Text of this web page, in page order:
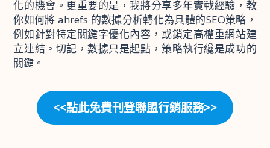
化的機會。更重要的是，我將分享多年實戰經驗，教
你如何將 ahrefs 的數據分析轉化為具體的SEO策略，
例如針對特定關鍵字優化內容，或鎖定高權重網站建
立連結。切記，數據只是起點，策略執行纔是成功的
關鍵。
<<點此免費刊登聯盟行銷服務>>